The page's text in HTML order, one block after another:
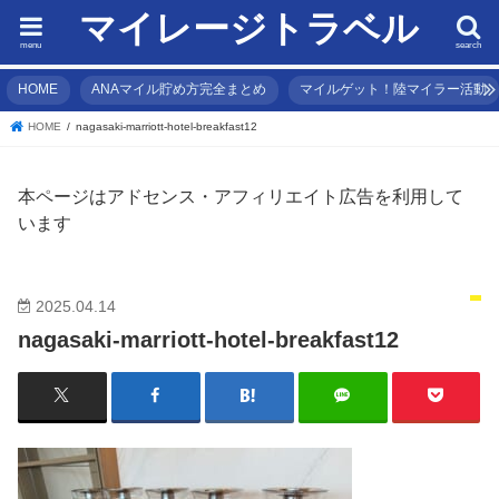
マイレージトラベル search
menu
HOME ANAマイル貯め方完全まとめ マイルゲット！陸マイラー活動
HOME nagasaki-marriott-hotel-breakfast12
本ページはアドセンス・アフィリエイト広告を利用して
います
2025.04.14
nagasaki-marriott-hotel-breakfast12